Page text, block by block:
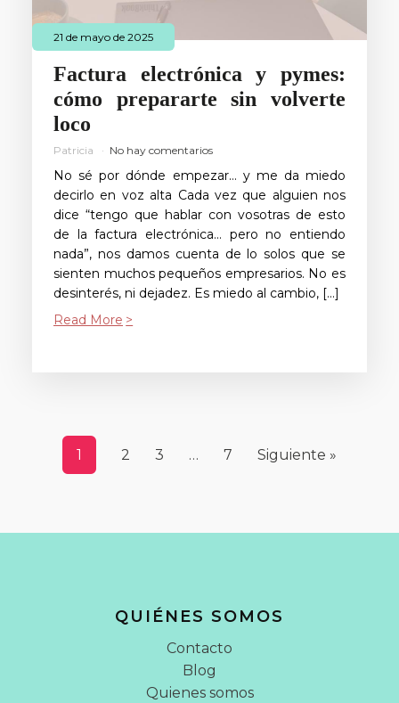
21 de mayo de 2025
Factura electrónica y pymes:
cómo prepararte sin volverte
loco
Patricia No hay comentarios
No sé por dónde empezar… y me da miedo
decirlo en voz alta Cada vez que alguien nos
dice “tengo que hablar con vosotras de esto
de la factura electrónica… pero no entiendo
nada”, nos damos cuenta de lo solos que se
sienten muchos pequeños empresarios. No es
desinterés, ni dejadez. Es miedo al cambio, […]
Read More
1 2 3 … 7 Siguiente »
QUIÉNES SOMOS
Contacto
Blog
Quienes somos